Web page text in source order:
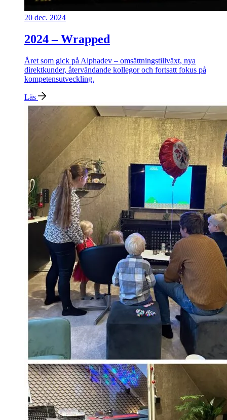
20 dec. 2024
2024 – Wrapped
Året som gick på Alphadev – omsättningstillväxt, nya
direktkunder, återvändande kollegor och fortsatt fokus på
kompetensutveckling.
Läs